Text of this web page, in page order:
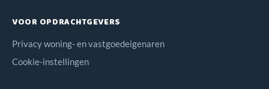
VOOR OPDRACHTGEVERS
Privacy woning- en vastgoedeigenaren
Cookie-instellingen